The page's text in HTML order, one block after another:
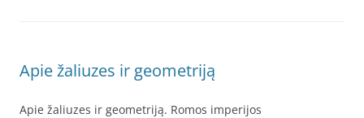
Apie žaliuzes ir geometriją
Apie žaliuzes ir geometriją. Romos imperijos